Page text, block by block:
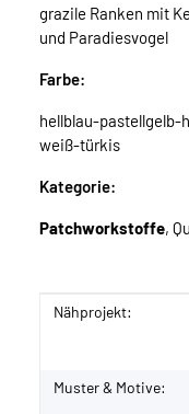
grazile Ranken mit
und Paradiesvogel
Farbe:
hellblau-pastellgelb-
weiß-türkis
Kategorie:
Patchworkstoffe,
Wert
Nähprojekt:
Muster & Motive: